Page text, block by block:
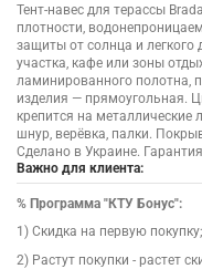
Тент-навес для терассы
плотности,
защиты от солнца и легкого
участка, кафе или зоны
ламинированного полотна,
изделия — прямоугольная.
крепится на
шнур, верёвка, палки.
Сделано в Украине.
Важно для клиента:
% Программа "КТУ Бонус":
1) Скидка на первую покупку;
2) Растут покупки - растет